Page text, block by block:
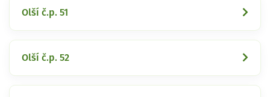
Olší č.p. 51
Olší č.p. 52